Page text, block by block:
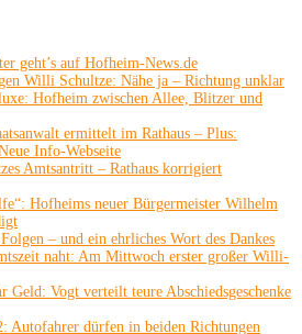
geht’s auf Hofheim-News.de
Willi Schultze: Nähe ja – Richtung unklar
Hofheim zwischen Allee, Blitzer und
ermittelt im Rathaus – Plus:
Info-Webseite
Amtsantritt – Rathaus korrigiert
Hofheims neuer Bürgermeister Wilhelm
– und ein ehrliches Wort des Dankes
naht: Am Mittwoch erster großer Willi-
Geld: Vogt verteilt teure Abschiedsgeschenke
Autofahrer dürfen in beiden Richtungen